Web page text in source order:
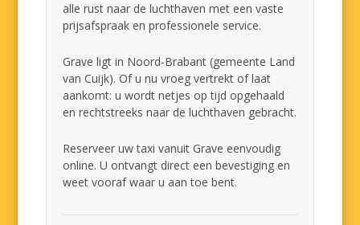
alle rust naar de luchthaven met een vaste
prijsafspraak en professionele service.
Grave ligt in Noord-Brabant (gemeente Land
van Cuijk). Of u nu vroeg vertrekt of laat
aankomt: u wordt netjes op tijd opgehaald
en rechtstreeks naar de luchthaven gebracht.
Reserveer uw taxi vanuit Grave eenvoudig
online. U ontvangt direct een bevestiging en
weet vooraf waar u aan toe bent.